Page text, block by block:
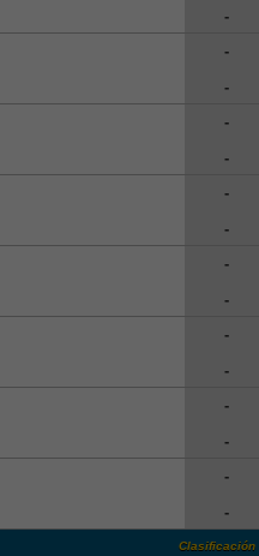
-
-
-
-
-
-
-
-
-
-
-
-
-
-
-
Clasificación